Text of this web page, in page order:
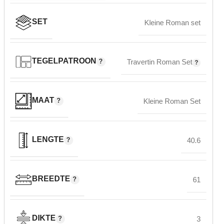
SET Kleine Roman set
TEGELPATROON Travertin Roman Set
MAAT Kleine Roman Set
LENGTE 40.6
BREEDTE 61
DIKTE 3